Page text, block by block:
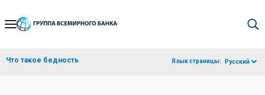
Skip
Navigation
Что такое бедность Язык страницы: Русский